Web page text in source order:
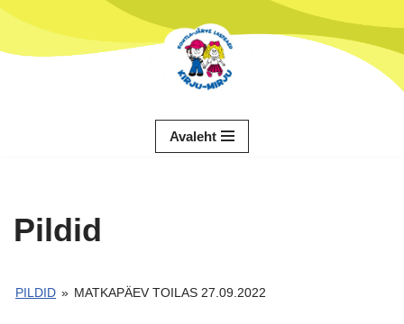
Avaleht
Pildid
PILDID » MATKAPÄEV TOILAS 27.09.2022